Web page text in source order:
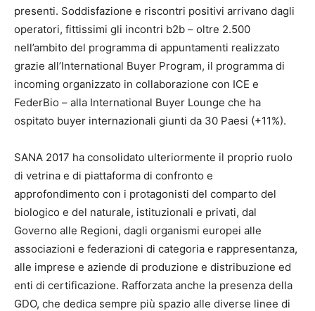
presenti. Soddisfazione e riscontri positivi arrivano dagli
operatori, fittissimi gli incontri b2b – oltre 2.500
nell’ambito del programma di appuntamenti realizzato
grazie all’International Buyer Program, il programma di
incoming organizzato in collaborazione con ICE e
FederBio – alla International Buyer Lounge che ha
ospitato buyer internazionali giunti da 30 Paesi (+11%).
SANA 2017 ha consolidato ulteriormente il proprio ruolo
di vetrina e di piattaforma di confronto e
approfondimento con i protagonisti del comparto del
biologico e del naturale, istituzionali e privati, dal
Governo alle Regioni, dagli organismi europei alle
associazioni e federazioni di categoria e rappresentanza,
alle imprese e aziende di produzione e distribuzione ed
enti di certificazione. Rafforzata anche la presenza della
GDO, che dedica sempre più spazio alle diverse linee di